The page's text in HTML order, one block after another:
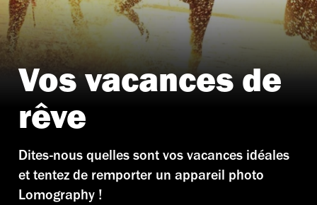
Vos vacances de
rêve
Dites-nous quelles sont vos vacances idéales
et tentez de remporter un appareil photo
Lomography !